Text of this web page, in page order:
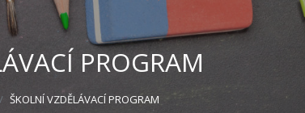
PROGRAM
ŠKOLNÍ VZDĚLÁVACÍ PROGRAM